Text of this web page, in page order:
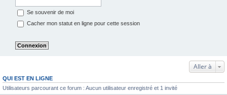
Se souvenir de moi
Cacher mon statut en ligne pour cette session
Aller à
QUI EST EN LIGNE
Utilisateurs parcourant ce forum : Aucun utilisateur enregistré et 1 invité